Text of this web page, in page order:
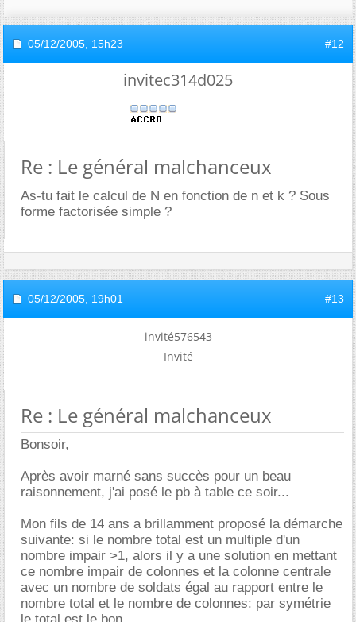
05/12/2005, 15h23 #12
invitec314d025
Re : Le général malchanceux
As-tu fait le calcul de N en fonction de n et k ? Sous
forme factorisée simple ?
05/12/2005, 19h01 #13
invité576543
Invité
Re : Le général malchanceux
Bonsoir,
Après avoir marné sans succès pour un beau
raisonnement, j'ai posé le pb à table ce soir...
Mon fils de 14 ans a brillamment proposé la démarche
suivante: si le nombre total est un multiple d'un
nombre impair >1, alors il y a une solution en mettant
ce nombre impair de colonnes et la colonne centrale
avec un nombre de soldats égal au rapport entre le
nombre total et le nombre de colonnes: par symétrie
le total est le bon...